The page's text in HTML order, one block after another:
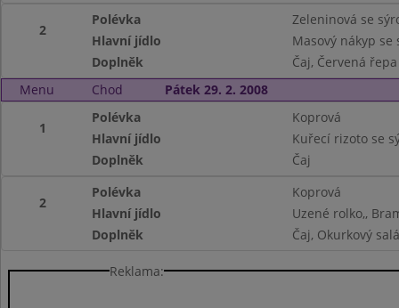
2
Polévka
Zeleninová se
Hlavní jídlo
Masový nákyp
Doplněk
Čaj, Červená řepa
Menu
Chod Pátek 29. 2. 2008
1
Polévka
Koprová
Hlavní jídlo
Kuřecí rizoto se
Doplněk
Čaj
2
Polévka
Koprová
Hlavní jídlo
Uzené rolko,,
Doplněk
Čaj, Okurkový
Reklama: